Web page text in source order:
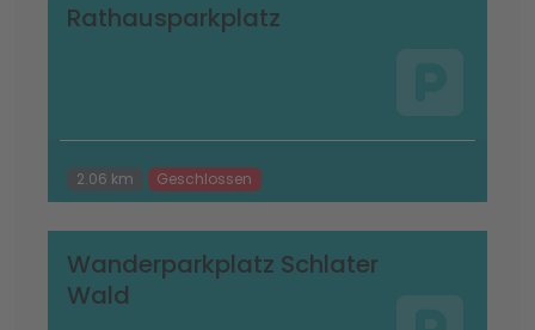
Rathausparkplatz
2.06 km Geschlossen
Wanderparkplatz Schlater
Wald